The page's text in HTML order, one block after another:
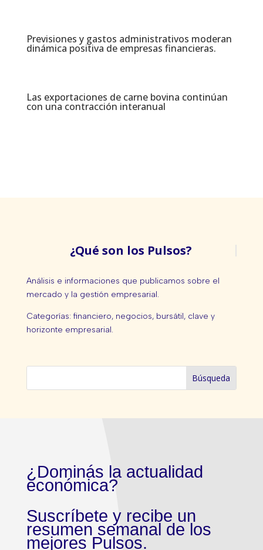
Previsiones y gastos administrativos moderan
dinámica positiva de empresas financieras​.
Las exportaciones de carne bovina continúan
con una contracción interanual
¿Qué son los Pulsos?
Análisis e informaciones que publicamos sobre el
mercado y la gestión empresarial.
Categorías: financiero, negocios, bursátil, clave y
horizonte empresarial.
¿Dominás la actualidad
económica?
Suscríbete y recibe un
resumen semanal de los
mejores Pulsos.